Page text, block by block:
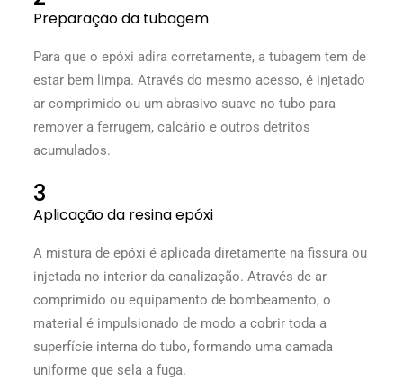
Preparação da tubagem
Para que o epóxi adira corretamente, a tubagem tem de
estar bem limpa. Através do mesmo acesso, é injetado
ar comprimido ou um abrasivo suave no tubo para
remover a ferrugem, calcário e outros detritos
acumulados.
3
Aplicação da resina epóxi
A mistura de epóxi é aplicada diretamente na fissura ou
injetada no interior da canalização. Através de ar
comprimido ou equipamento de bombeamento, o
material é impulsionado de modo a cobrir toda a
superfície interna do tubo, formando uma camada
uniforme que sela a fuga.